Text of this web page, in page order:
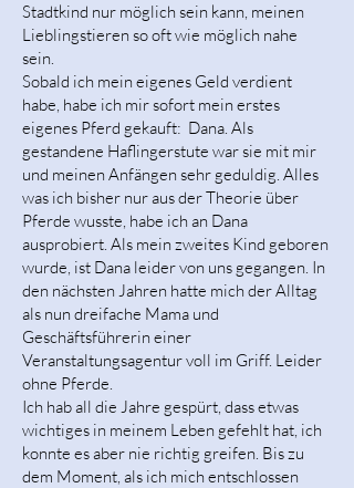
Stadtkind nur möglich sein kann, meinen
Lieblingstieren so oft wie möglich nahe
sein.
Sobald ich mein eigenes Geld verdient
habe, habe ich mir sofort mein erstes
eigenes Pferd gekauft: Dana. Als
gestandene Haflingerstute war sie mit mir
und meinen Anfängen sehr geduldig. Alles
was ich bisher nur aus der Theorie über
Pferde wusste, habe ich an Dana
ausprobiert. Als mein zweites Kind geboren
wurde, ist Dana leider von uns gegangen. In
den nächsten Jahren hatte mich der Alltag
als nun dreifache Mama und
Geschäftsführerin einer
Veranstaltungsagentur voll im Griff. Leider
ohne Pferde.
Ich hab all die Jahre gespürt, dass etwas
wichtiges in meinem Leben gefehlt hat, ich
konnte es aber nie richtig greifen. Bis zu
dem Moment, als ich mich entschlossen